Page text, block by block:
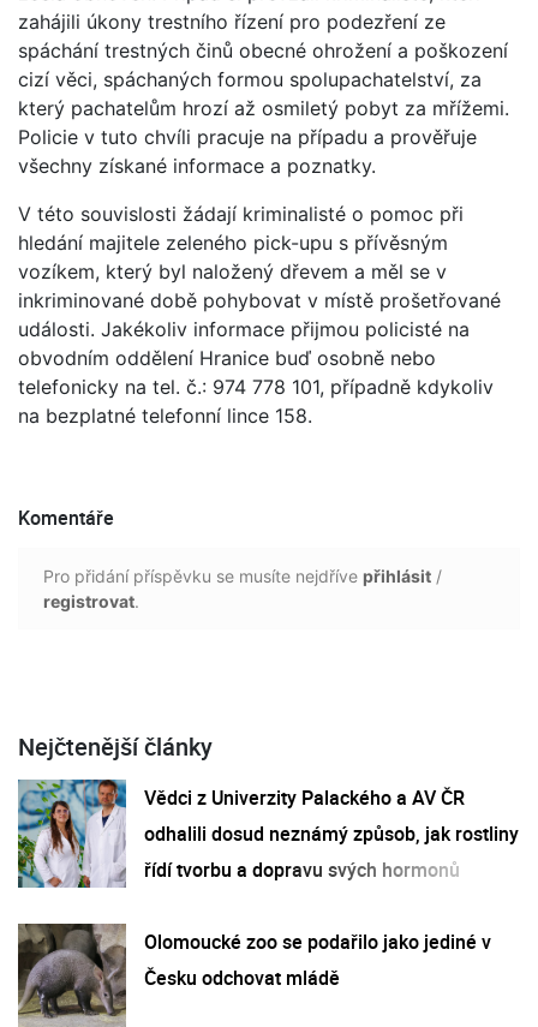
zahájili úkony trestního řízení pro podezření ze
spáchání trestných činů obecné ohrožení a poškození
cizí věci, spáchaných formou spolupachatelství, za
který pachatelům hrozí až osmiletý pobyt za mřížemi.
Policie v tuto chvíli pracuje na případu a prověřuje
všechny získané informace a poznatky.
V této souvislosti žádají kriminalisté o pomoc při
hledání majitele zeleného pick-upu s přívěsným
vozíkem, který byl naložený dřevem a měl se v
inkriminované době pohybovat v místě prošetřované
události. Jakékoliv informace přijmou policisté na
obvodním oddělení Hranice buď osobně nebo
telefonicky na tel. č.: 974 778 101, případně kdykoliv
na bezplatné telefonní lince 158.
Komentáře
Pro přidání příspěvku se musíte nejdříve přihlásit /
registrovat.
Nejčtenější články
Vědci z Univerzity Palackého a AV ČR
odhalili dosud neznámý způsob, jak rostliny
řídí tvorbu a dopravu svých hormonů
Olomoucké zoo se podařilo jako jediné v
Česku odchovat mládě